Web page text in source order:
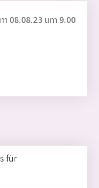
08.08.23um 9.00
für